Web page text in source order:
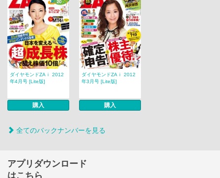
ダイヤモンドZAｉ 2012
年4月号 [Lite版]
購入
ダイヤモンドZAｉ 2012
年3月号 [Lite版]
購入
全てのバックナンバーを見る
アプリダウンロード
はこちら